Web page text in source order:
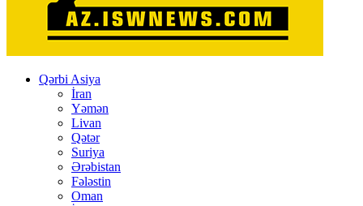
Qərbi Asiya
İran
Yəmən
Livan
Qətər
Suriya
Ərəbistan
Fələstin
Oman